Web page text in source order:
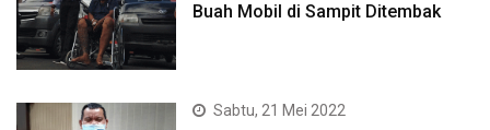
Buah Mobil di Sampit Ditembak
Sabtu, 21 Mei 2022